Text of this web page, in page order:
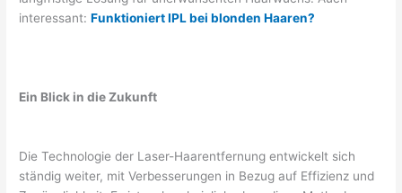
interessant:Funktioniert IPL bei blonden Haaren?
Ein Blick in die Zukunft
Die Technologie der Laser-Haarentfernung entwickelt sich
ständig weiter, mit Verbesserungen in Bezug auf Effizienz und